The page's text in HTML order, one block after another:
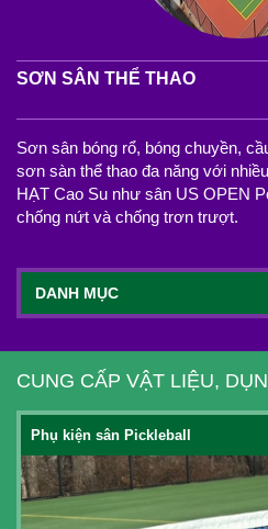
SƠN SÂN THỂ THAO
Sơn sân bóng rổ, bóng chuyền,
sơn sàn thể thao đa năng với
HẠT Cao Su như sân US OPEN
chống nứt và chống trơn trượt.
DANH MỤC
CUNG CẤP VẬT LIỆU,
Phụ kiện sân Pickleball